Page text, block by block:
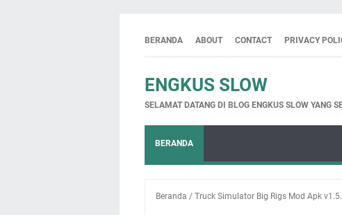
BERANDA ABOUT CONTACT PRIVACY
ENGKUS SLOW
SELAMAT DATANG DI BLOG ENGKUS SLOW YANG
BERANDA
Beranda / Truck Simulator Big Rigs Mod Apk